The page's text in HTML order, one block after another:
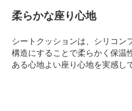
柔らかな座り心地
シートクッションは、シリコン
構造にすることで柔らかく保温
ある心地よい座り心地を実感し